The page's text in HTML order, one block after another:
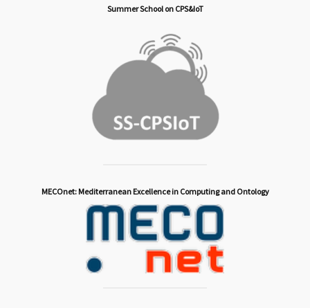
Summer School on CPS&IoT
MECOnet: Mediterranean Excellence in Computing and Ontology